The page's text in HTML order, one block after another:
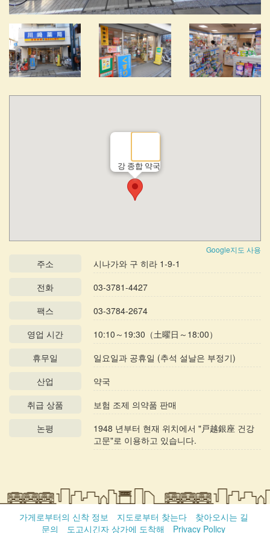
강 종합 약국
Google지도 사용
주소
시나가와 구 히라 1-9-1
전화
03-3781-4427
팩스
03-3784-2674
영업 시간
10:10～19:30（土曜日～18:00）
휴무일
일요일과 공휴일 (추석 설날은 부정기)
산업
약국
취급 상품
보험 조제 의약품 판매
논평
1948 년부터 현재 위치에서 "戸越銀座 건강
고문"로 이용하고 있습니다.
가게로부터의 신착 정보 지도로부터 찾는다
찾아오시는 길
문의
도고시긴자 상가에 도착해 Privacy Policy